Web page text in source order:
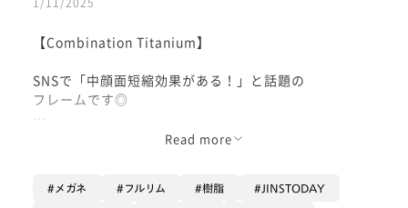
【Combination Titanium】
SNSで「中顔面短縮効果がある！」と話題の
フレームです◎
フロントは軽量樹脂、テンプルにはしなやかなβチタン
す。
Read more
メガネ フルリム 樹脂 JINSTODAY